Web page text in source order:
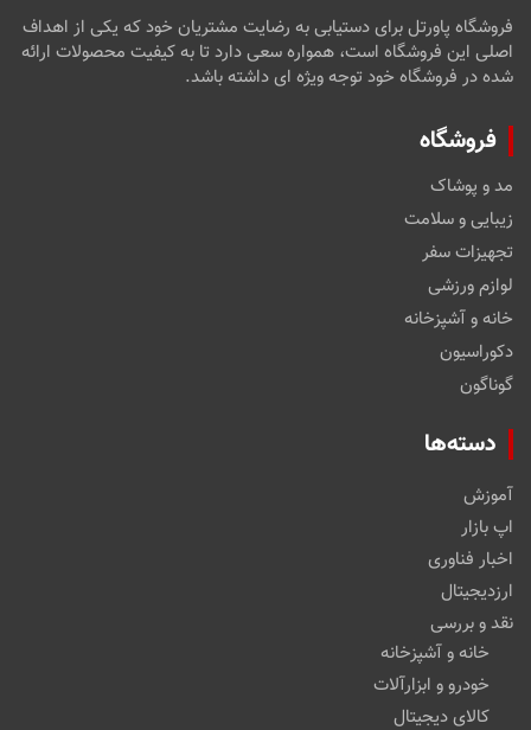
فروشگاه پاورتل برای دستیابی به رضایت مشتریان خود که یکی از اهداف
اصلی این فروشگاه است، همواره سعی دارد تا به کیفیت محصولات ارائه
شده در فروشگاه خود توجه ویژه ای داشته باشد.
فروشگاه
مد و پوشاک
زیبایی و سلامت
تجهیزات سفر
لوازم ورزشی
خانه و آشپزخانه
دکوراسیون
گوناگون
دسته‌ها
آموزش
اپ بازار
اخبار فناوری
ارزدیجیتال
نقد و بررسی
خانه و آشپزخانه
خودرو و ابزارآلات
کالای دیجیتال